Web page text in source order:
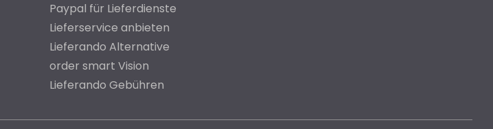
Paypal für Lieferdienste
Lieferservice anbieten
Lieferando Alternative
order smart Vision
Lieferando Gebühren